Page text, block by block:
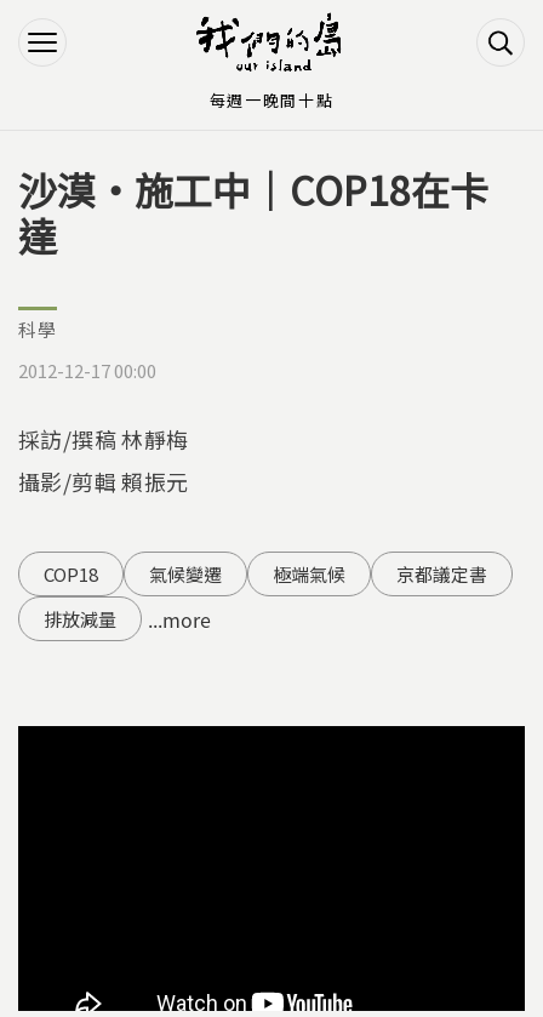
Jump to Navigation
Jump to Main content
您在這裡
沙漠‧施工中｜COP18在卡
達
科學
2012-12-17 00:00
採訪/撰稿 林靜梅
攝影/剪輯 賴振元
COP18 氣候變遷 極端氣候
京都議定書
排放減量
...more
每週一晚間十點